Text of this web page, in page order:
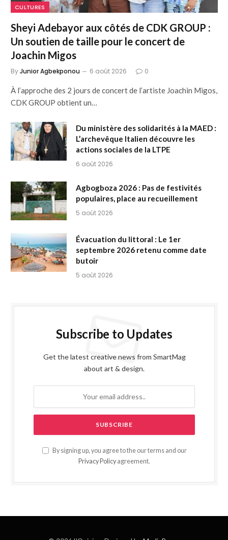
CULTURES
Sheyi Adebayor aux côtés de CDK GROUP :
Un soutien de taille pour le concert de
Joachin Migos
ByJunior Agbekponou 6 août 2026 0
À l’approche des 2 jours de concert de l’artiste Joachin Migos,
CDK GROUP obtient un…
Du ministère des solidarités à la MAED :
L’archevêque Italien découvre les
actions sociales de la LTPE
6 août 2026
Agbogboza 2026 : Pas de festivités
populaires, place au recueillement
5 août 2026
Évacuation du littoral : Le 1er
septembre 2026 retenu comme date
butoir
5 août 2026
Subscribe to Updates
Get the latest creative news from SmartMag
about art & design.
By signing up, you agree to the our terms and our
Privacy Policy agreement.